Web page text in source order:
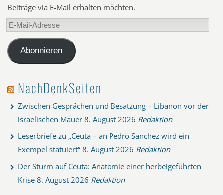
Beiträge via E-Mail erhalten möchten.
E-
Mail-
AdresseAbonnieren
NachDenkSeiten
Zwischen Gesprächen und Besatzung – Libanon vor der
israelischen Mauer 8. August 2026 Redaktion
Leserbriefe zu „Ceuta – an Pedro Sanchez wird ein
Exempel statuiert“ 8. August 2026 Redaktion
Der Sturm auf Ceuta: Anatomie einer herbeigeführten
Krise 8. August 2026 Redaktion